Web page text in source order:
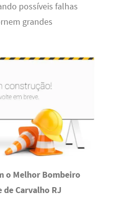
possíveis falhas
grandes
o Melhor Bombeiro
Carvalho RJ